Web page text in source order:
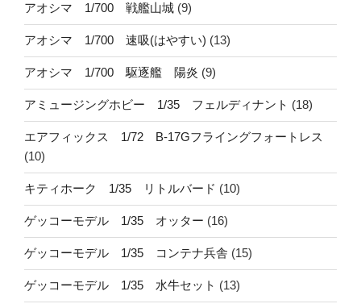
アオシマ 1/700 戦艦山城 (9)
アオシマ 1/700 速吸(はやすい) (13)
アオシマ 1/700 駆逐艦 陽炎 (9)
アミュージングホビー 1/35 フェルディナント (18)
エアフィックス 1/72 B-17Gフライングフォートレス
(10)
キティホーク 1/35 リトルバード (10)
ゲッコーモデル 1/35 オッター (16)
ゲッコーモデル 1/35 コンテナ兵舎 (15)
ゲッコーモデル 1/35 水牛セット (13)